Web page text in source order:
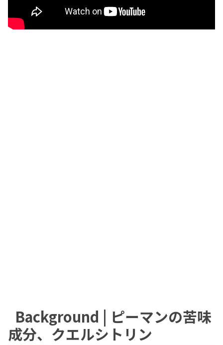
Background | ピーマンの苦味
成分、クエルシトリン